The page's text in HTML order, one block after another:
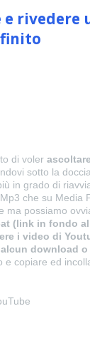
rivedere
di voler
sotto la
in grado di
che su Media
ma possiamo
(link in fondo
i video di
alcun download
e copiare ed